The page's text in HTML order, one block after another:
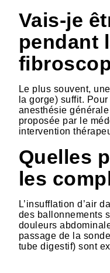
Vais-je
pendant
Le plus souvent,
la gorge) suffit.
anesthésie
proposée par le
intervention
Quelles
les
L’insufflation d’air
des ballonnements
douleurs
passage de la
tube digestif) sont